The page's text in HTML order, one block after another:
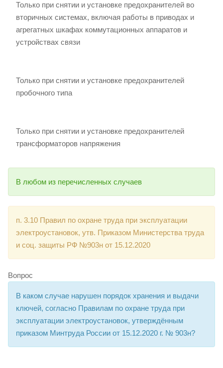
Только при снятии и установке предохранителей во
вторичных системах, включая работы в приводах и
агрегатных шкафах коммутационных аппаратов и
устройствах связи
Только при снятии и установке предохранителей
пробочного типа
Только при снятии и установке предохранителей
трансформаторов напряжения
В любом из перечисленных случаев
п. 3.10 Правил по охране труда при эксплуатации
электроустановок, утв. Приказом Министерства труда
и соц. защиты РФ №903н от 15.12.2020
Вопрос
В каком случае нарушен порядок хранения и выдачи
ключей, согласно Правилам по охране труда при
эксплуатации электроустановок, утверждённым
приказом Минтруда России от 15.12.2020 г. № 903н?